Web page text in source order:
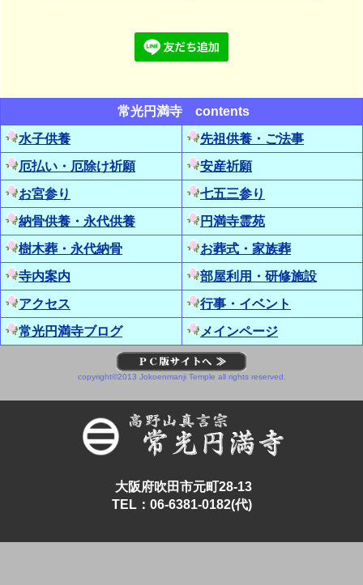
月15日です｜常光円満寺（大阪吹田）
お写経は２部制になって、ゆっくりお話できる
後合わせて40名...続きを読む
2026年07月18日 16:52
【寺ヨガ】ヨガの基本の太陽礼拝をしっか
りと｜常光円満寺（大阪吹田）
本日のヨガは、「ザ・太陽礼拝」呼吸と動きの
一体化8月2日に開催する『真夏のチャリティー
108回太陽礼...続きを読む
2026年07月03日 23:14
【寺ヨガ】動きのある楽しいヨガでした｜
常光円満寺（大阪吹田）
今日の寺ヨガのテーマは『楽しいヴィンヤサ』
ヴィンヤサとは、呼吸と連動して流れるように
続きを読む
【寺ヨガ】くびれある美しい身体へ『ツイ
ストヨガ』｜常光円満寺（大阪吹田）
今日の寺ヨガは『ツイスト！身体を絞るヨガ』
身体をねじる動きがメインのヨガでした。常光
続きを読む
2026年06月18日 20:00
常光円満寺 contents
水子供養
先祖供養・ご法事
厄払い・厄除け祈願
安産祈願
お宮参り
七五三参り
納骨供養・永代供養
円満寺霊苑
樹木葬・永代納骨
お葬式・家族葬
寺内案内
部屋利用・研修施設
アクセス
行事・イベント
常光円満寺ブログ
メインページ
copyright©2013 Jokoenmanji Temple all rights reserved.
大阪府吹田市元町28-13
TEL：06-6381-0182(代)